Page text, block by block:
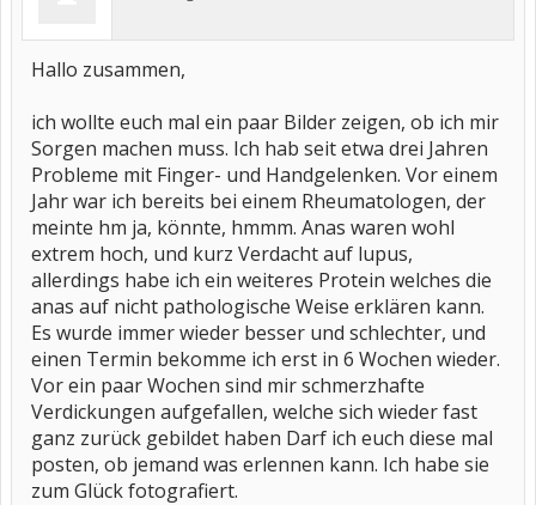
Hallo zusammen,
ich wollte euch mal ein paar Bilder zeigen, ob ich mir
Sorgen machen muss. Ich hab seit etwa drei Jahren
Probleme mit Finger- und Handgelenken. Vor einem
Jahr war ich bereits bei einem Rheumatologen, der
meinte hm ja, könnte, hmmm. Anas waren wohl
extrem hoch, und kurz Verdacht auf lupus,
allerdings habe ich ein weiteres Protein welches die
anas auf nicht pathologische Weise erklären kann.
Es wurde immer wieder besser und schlechter, und
einen Termin bekomme ich erst in 6 Wochen wieder.
Vor ein paar Wochen sind mir schmerzhafte
Verdickungen aufgefallen, welche sich wieder fast
ganz zurück gebildet haben Darf ich euch diese mal
posten, ob jemand was erlennen kann. Ich habe sie
zum Glück fotografiert.